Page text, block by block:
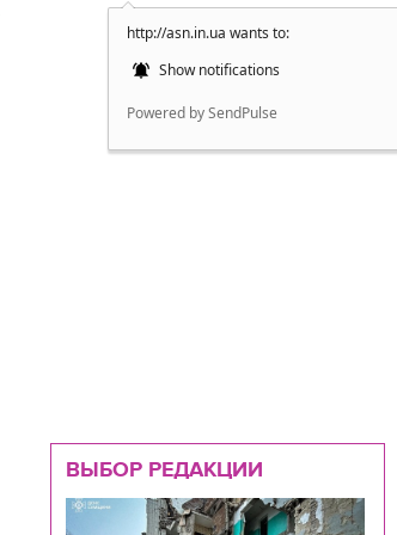
http://asn.in.ua wants to:
Show notifications
Powered by SendPulse
ВЫБОР РЕДАКЦИИ